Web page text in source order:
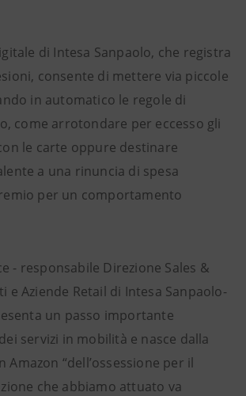
di Intesa Sanpaolo, che registra
consente di mettere via piccole
in automatico le regole di
come arrotondare per eccesso gli
le carte oppure destinare
a una rinuncia di spesa
per un comportamento
- responsabile Direzione Sales &
e Aziende Retail di Intesa Sanpaolo-
un passo importante
servizi in mobilità e nasce dalla
Amazon “dell’ossessione per il
che abbiamo attuato va